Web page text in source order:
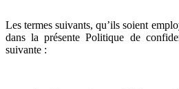
Les termes suivants, qu’ils soient
dans la présente Politique de
suivante :